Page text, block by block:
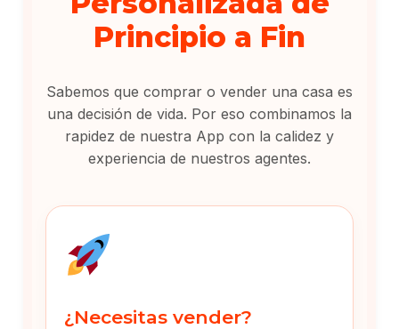
Principio a Fin
Sabemos que comprar o vender una casa es
una decisión de vida. Por eso combinamos la
rapidez de nuestra App con la calidez y
experiencia de nuestros agentes.
¿Necesitas vender?